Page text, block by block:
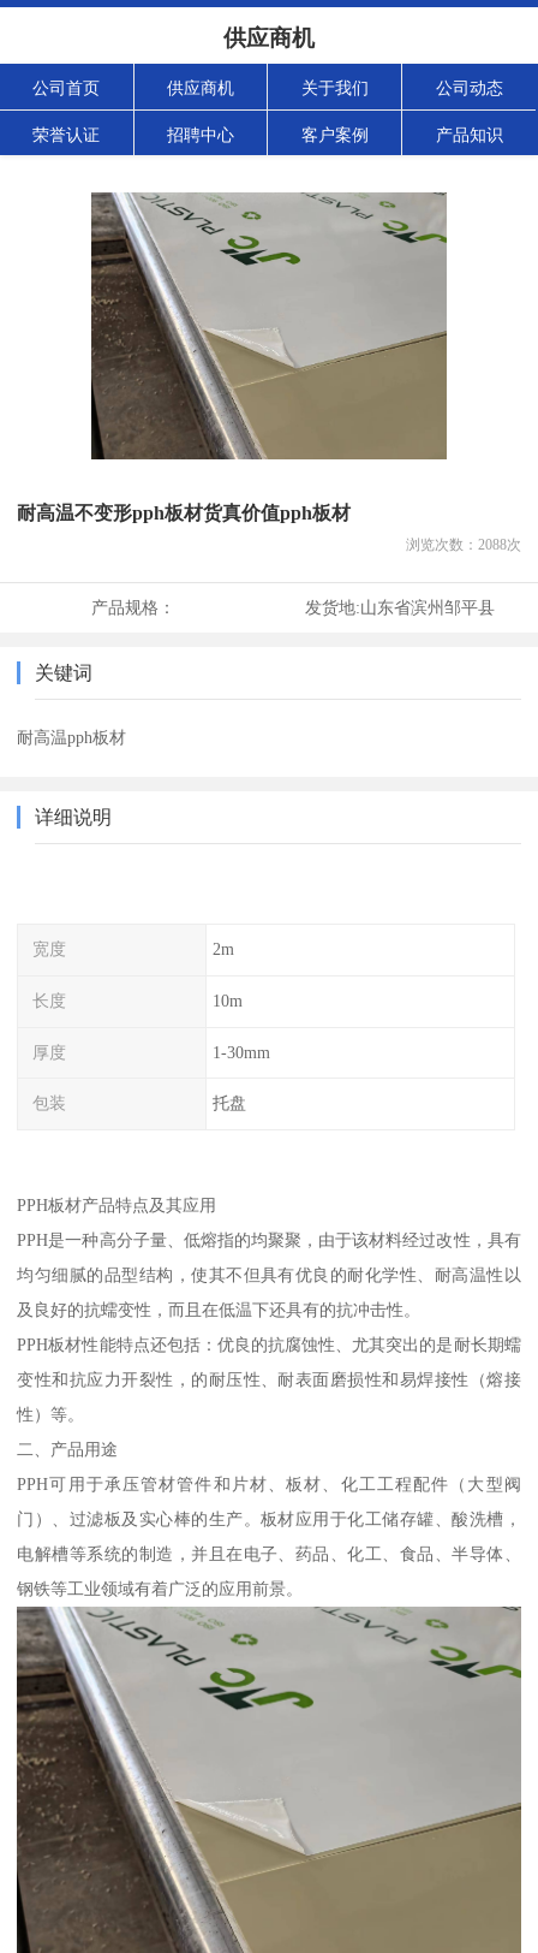
供应商机
公司首页 供应商机 关于我们 公司动态
荣誉认证 招聘中心 客户案例 产品知识
耐高温不变形pph板材货真价值pph板材
浏览次数： 2088次
产品规格： 发货地:山东省滨州邹平县
关键词
耐高温pph板材
详细说明
宽度 2m
长度 10m
厚度 1-30mm
包装 托盘
PPH板材产品特点及其应用
PPH是一种高分子量、低熔指的均聚聚，由于该材料经过改性，具有
均匀细腻的品型结构，使其不但具有优良的耐化学性、耐高温性以
及良好的抗蠕变性，而且在低温下还具有的抗冲击性。
PPH板材性能特点还包括：优良的抗腐蚀性、尤其突出的是耐长期蠕
变性和抗应力开裂性，的耐压性、耐表面磨损性和易焊接性（熔接
性）等。
二、产品用途
PPH可用于承压管材管件和片材、板材、化工工程配件（大型阀
门）、过滤板及实心棒的生产。板材应用于化工储存罐、酸洗槽，
电解槽等系统的制造，并且在电子、药品、化工、食品、半导体、
钢铁等工业领域有着广泛的应用前景。